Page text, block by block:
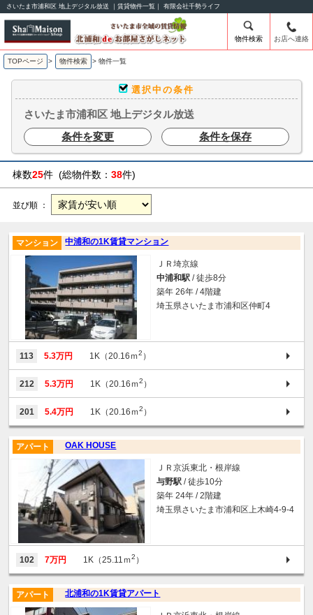
さいたま市浦和区 地上デジタル放送 ｜賃貸物件一覧｜ 有限会社千勢ライフ
物件検索 お店へ連絡
TOPページ > 物件検索 > 物件一覧
選択中の条件
さいたま市浦和区 地上デジタル放送
条件を変更
条件を保存
棟数25件 (総物件数： 38件)
並び順 ：
中浦和の1K賃貸マンション
マンション
ＪＲ埼京線
中浦和駅 / 徒歩8分
築年 26年 / 4階建
埼玉県さいたま市浦和区仲町4
113 5.3万円 1K（20.16ｍ2 ）
212 5.3万円 1K（20.16ｍ2 ）
201 5.4万円 1K（20.16ｍ2 ）
OAK HOUSE
アパート
ＪＲ京浜東北・根岸線
与野駅 / 徒歩10分
築年 24年 / 2階建
埼玉県さいたま市浦和区上木崎4-9-4
102 7万円 1K（25.11ｍ2 ）
北浦和の1K賃貸アパート
アパート